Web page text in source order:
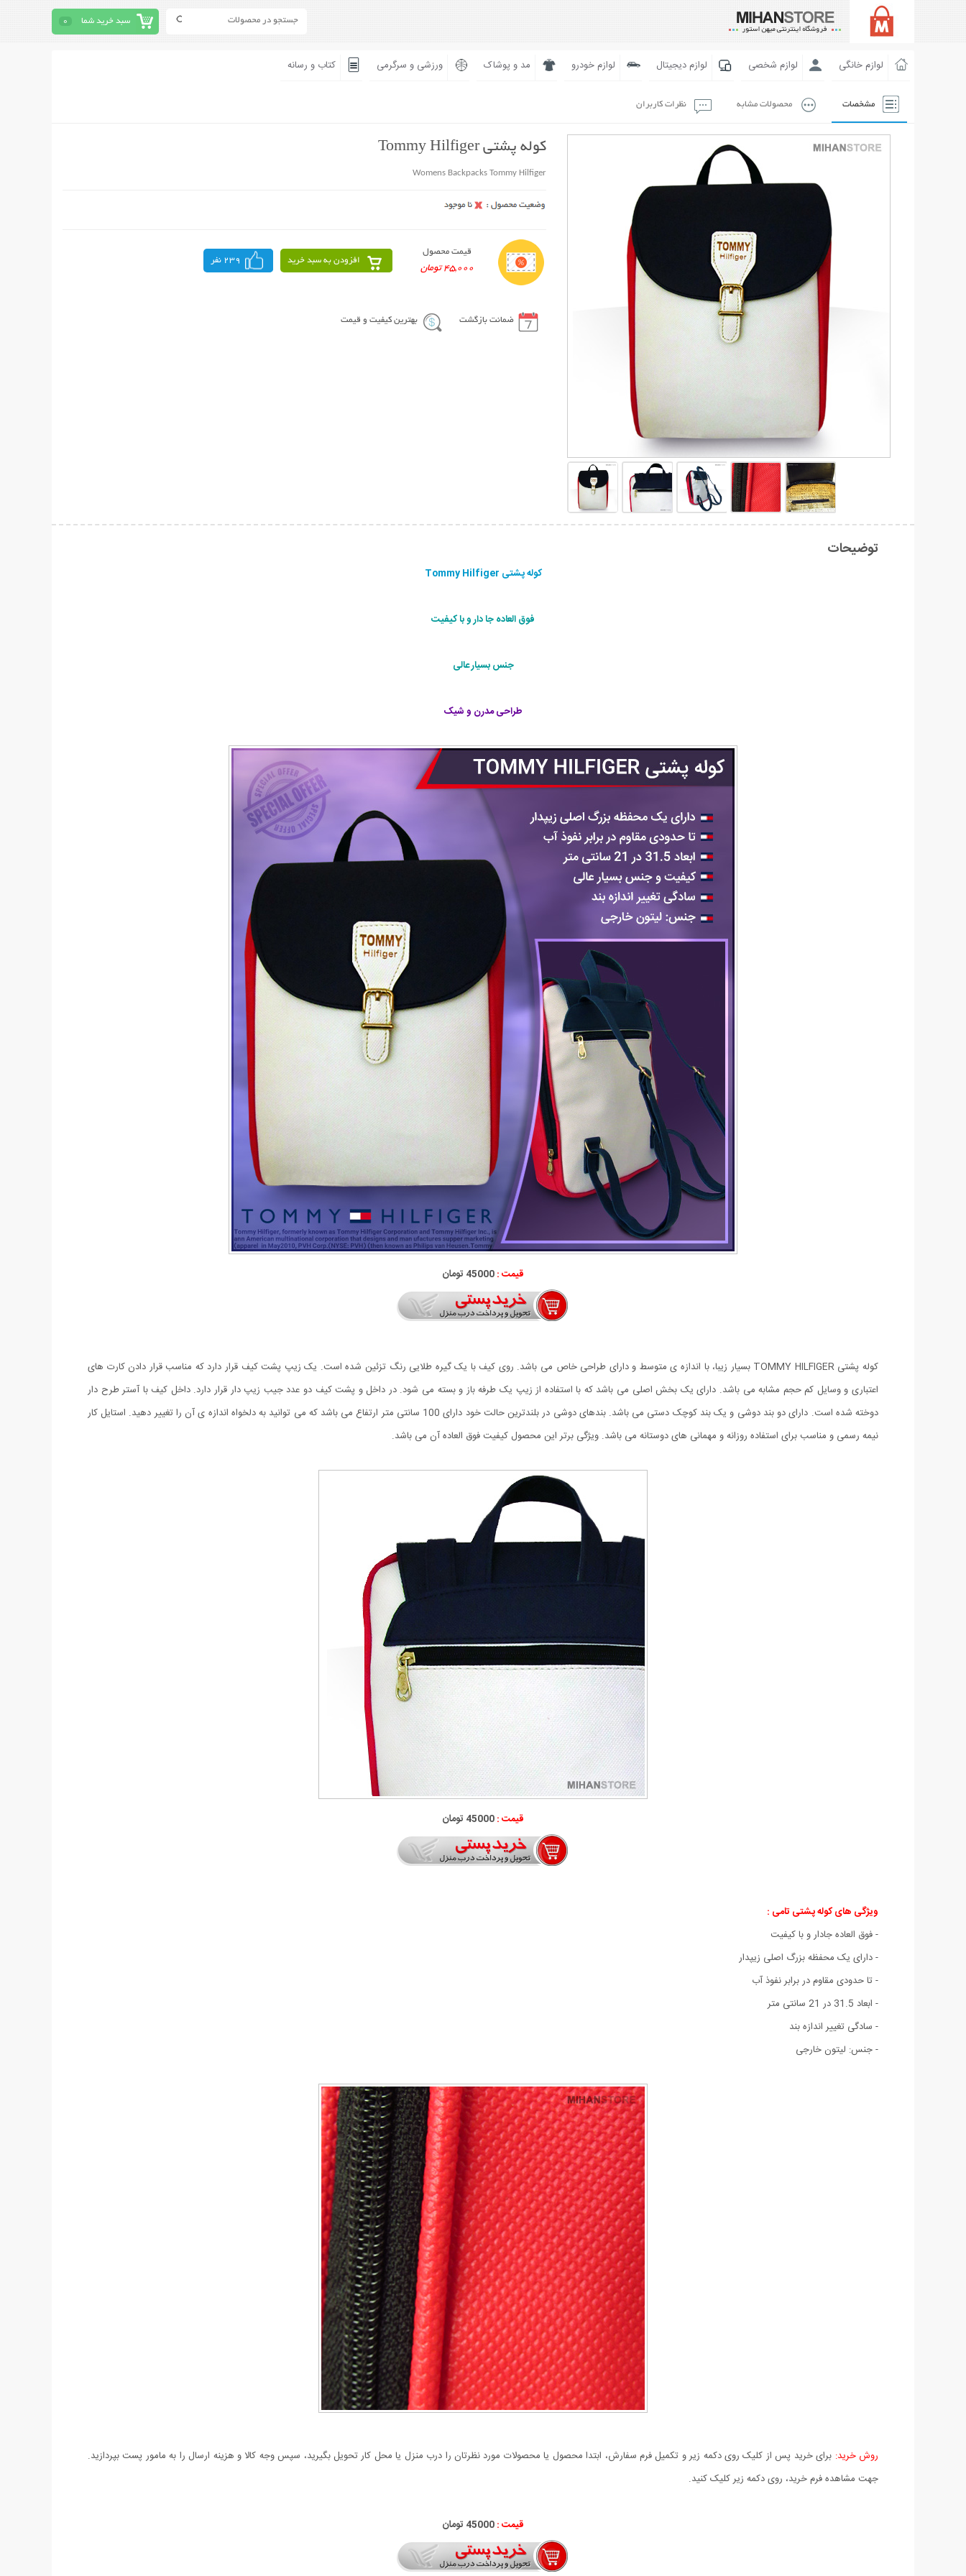
سبد خرید شما 0
لوازم خانگی لوازم شخصی لوازم دیجیتال لوازم خودرو مد و پوشاک ورزشی و سرگرمی کتاب و رسانه
مشخصات محصولات مشابه نظرات کاربران
کوله پشتی Tommy Hilfiger
Womens Backpacks Tommy Hilfiger
قیمت محصول
45,000 تومان
افزودن به سبد خرید 239 نفر
ضمانت بازگشت بهترین کیفیت و قیمت
توضیحات
کوله پشتی Tommy Hilfiger
فوق العاده جا دار و با کیفیت
جنس بسیار عالی
طراحی مدرن و شیک
قیمت :45000 تومان
کوله پشتی TOMMY HILFIGER بسیار زیبا، با اندازه ی متوسط و دارای طراحی خاص می باشد. روی کیف با یک گیره طلایی رنگ تزئین شده است. یک زیپ پشت کیف قرار دارد که مناسب قرار دادن کارت های
اعتباری و وسایل کم حجم مشابه می باشد. دارای یک بخش اصلی می باشد که با استفاده از زیپ یک طرفه باز و بسته می شود. در داخل و پشت کیف دو عدد جیب زیپ دار قرار دارد. داخل کیف با آستر طرح دار
دوخته شده است. دارای دو بند دوشی و یک بند کوچک دستی می باشد. بندهای دوشی در بلندترین حالت خود دارای 100 سانتی متر ارتفاع می باشد که می توانید به دلخواه اندازه ی آن را تغییر دهید. استایل کار
نیمه رسمی و مناسب برای استفاده روزانه و مهمانی های دوستانه می باشد. ویژگی برتر این محصول کیفیت فوق العاده آن می باشد.
قیمت :45000 تومان
ویژگی های کوله پشتی تامی :
- فوق العاده جادار و با کیفیت
- دارای یک محفظه بزرگ اصلی زیپدار
- تا حدودی مقاوم در برابر نفوذ آب
- ابعاد 31.5 در 21 سانتی متر
- سادگی تغییر اندازه بند
- جنس: لیتون خارجی
روش خرید: برای خرید پس از کلیک روی دکمه زیر و تکمیل فرم سفارش، ابتدا محصول یا محصولات مورد نظرتان را درب منزل یا محل کار تحویل بگیرید، سپس وجه کالا و هزینه ارسال را به مامور پست بپردازید.
جهت مشاهده فرم خرید، روی دکمه زیر کلیک کنید.
قیمت :45000 تومان